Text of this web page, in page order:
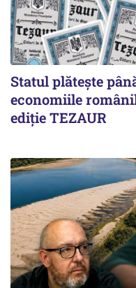
Statul plătește
economiile
ediție TEZAUR